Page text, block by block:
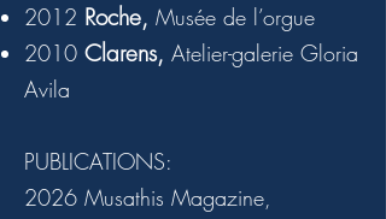
2012 Roche, Musée de l’orgue
2010 Clarens, Atelier-galerie Gloria
Avila
PUBLICATIONS:
2026 Musathis Magazine,